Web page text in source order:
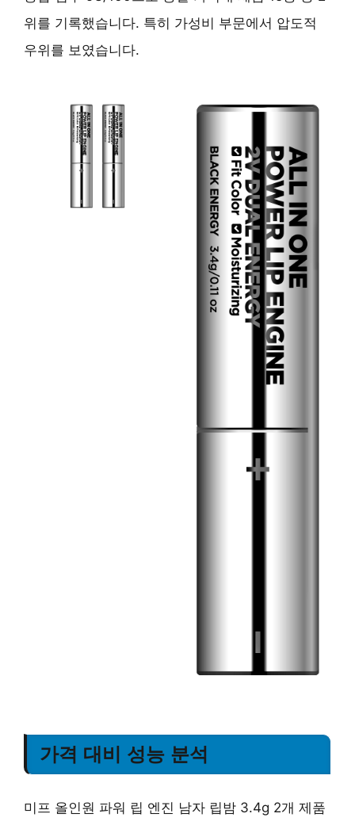
위를 기록했습니다. 특히 가성비 부문에서 압도적
우위를 보였습니다.
가격 대비 성능 분석
미프 올인원 파워 립 엔진 남자 립밤 3.4g 2개 제품